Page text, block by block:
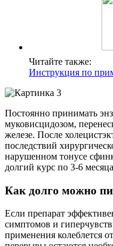
Читайте также:
Инструкция по
Постоянно принимать
муковисцидозом,
железе. После
последствий
нарушенном тонусе
долгий курс по 3-6
Как долго можно
Если препарат
симптомов и
применения колеблется